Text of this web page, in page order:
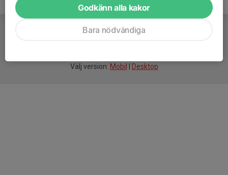
Välj version: Mobil Desktop
Godkänn alla kakor
Bara nödvändiga